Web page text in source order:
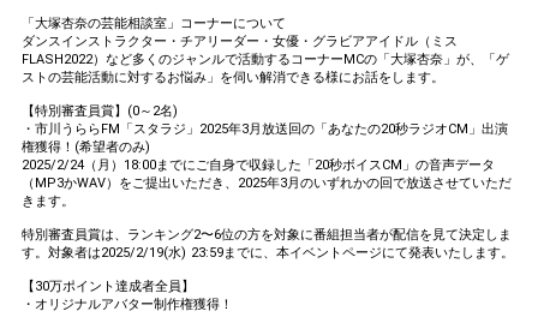
「大塚杏奈の芸能相談室」コーナーについて
ダンスインストラクター・チアリーダー・女優・グラビアアイドル（ミス
FLASH2022）など多くのジャンルで活動するコーナーMCの「大塚杏奈」が、「ゲ
ストの芸能活動に対するお悩み」を伺い解消できる様にお話をします。
【特別審査員賞】(0～2名)
・市川うららFM「スタラジ」2025年3月放送回の「あなたの20秒ラジオCM」出演
権獲得！(希望者のみ)
2025/2/24（月）18:00までにご自身で収録した「20秒ボイスCM」の音声データ
（MP3かWAV）をご提出いただき、2025年3月のいずれかの回で放送させていただ
きます。
特別審査員賞は、ランキング2〜6位の方を対象に番組担当者が配信を見て決定しま
す。対象者は2025/2/19(水) 23:59までに、本イベントページにて発表いたします。
【30万ポイント達成者全員】
・オリジナルアバター制作権獲得！